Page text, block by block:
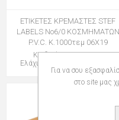
ΕΤΙΚΕΤΕΣ ΚΡΕΜΑΣΤΕΣ STEF
LABELS Νο6/0 ΚΟΣΜΗΜΑΤΩΝ
P.V.C. Κ.1000τεμ 06Χ19
Κωδικός: 011306000
Ελάχιστη Ποσότητα: 1 (Κουτί)
Για να σου
στο site μας